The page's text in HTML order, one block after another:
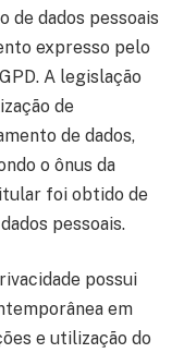
de dados pessoais
expresso pelo
A legislação
de
de dados,
o ônus da
foi obtido de
pessoais.
possui
em
e utilização do